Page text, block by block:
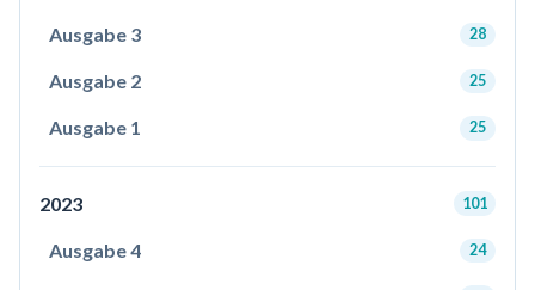
Ausgabe 3 28
Ausgabe 2 25
Ausgabe 1 25
2023 101
Ausgabe 4 24